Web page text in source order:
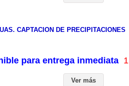
CAPTACION DE PRECIPITACIONES
para entrega inmediata 1
Ver más